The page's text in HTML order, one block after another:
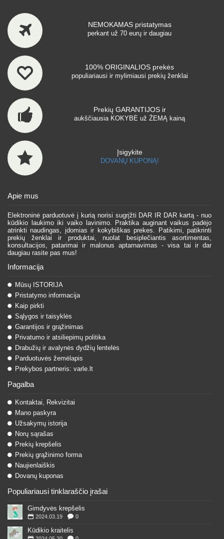
NEMOKAMAS pristatymas
perkant už 70 eurų ir daugiau
100% ORIGINALIOS prekės
populiariausi ir mylimiausi prekių ženklai
Prekių GARANTIJOS ir
aukščiausia KOKYBĖ už ŽEMĄ kainą
Įsigykite
DOVANŲ KUPONĄ!
Apie mus
Elektroninė parduotuvė į kurią norisi sugrįžti DAR IR DAR kartą - nuo
kūdikio laukimo iki vaiko lavinimo. Praktika auginant vaikus padėjo
atrinkti naudingas, įdomias ir kokybiškas prekes. Patikimi, patikrinti
prekių ženklai ir produktai, nuolat besiplečiantis asortimentas,
konsultacijos, patarimai ir malonus aptarnavimas - visa tai ir dar
daugiau rasite pas mus!
Informacija
Mūsų ISTORIJA
Pristatymo informacija
Kaip pirkti
Sąlygos ir taisyklės
Garantijos ir grąžinimas
Privatumo ir atsiliepimų politika
Drabužių ir avalynės dydžių lentelės
Parduotuvės žemėlapis
Prekybos partneris: varle.lt
Pagalba
Kontaktai, Rekvizitai
Mano paskyra
Užsakymų istorija
Norų sąrašas
Prekių krepšelis
Prekių grąžinimo forma
Naujienlaiškis
Dovanų kuponas
Populiariausi tinklaraščio įrašai
Gimdyvės krepšelis
2024.03.19 0
Kūdikio kraitelis